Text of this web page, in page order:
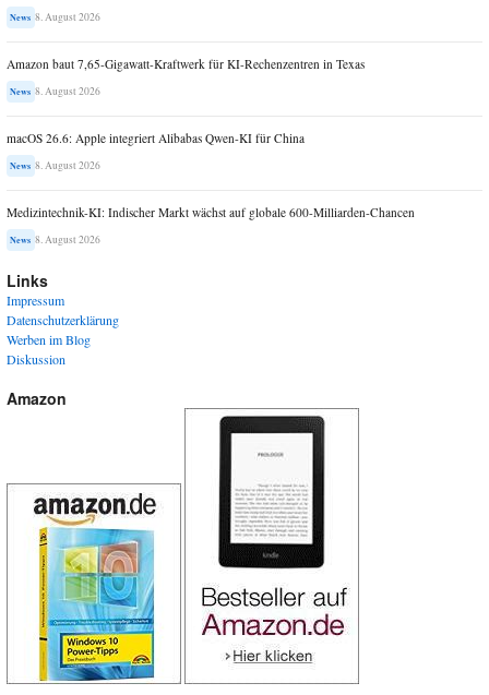
News 8. August 2026
Amazon baut 7,65-Gigawatt-Kraftwerk für KI-Rechenzentren in Texas
News 8. August 2026
macOS 26.6: Apple integriert Alibabas Qwen-KI für China
News 8. August 2026
Medizintechnik-KI: Indischer Markt wächst auf globale 600-Milliarden-Chancen
News 8. August 2026
Links
Impressum
Datenschutzerklärung
Werben im Blog
Diskussion
Amazon